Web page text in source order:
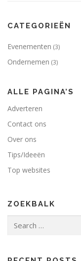
CATEGORIEËN
Evenementen (3)
Ondernemen (3)
ALLE PAGINA’S
Adverteren
Contact ons
Over ons
Tips/Ideeën
Top websites
ZOEKBALK
for: